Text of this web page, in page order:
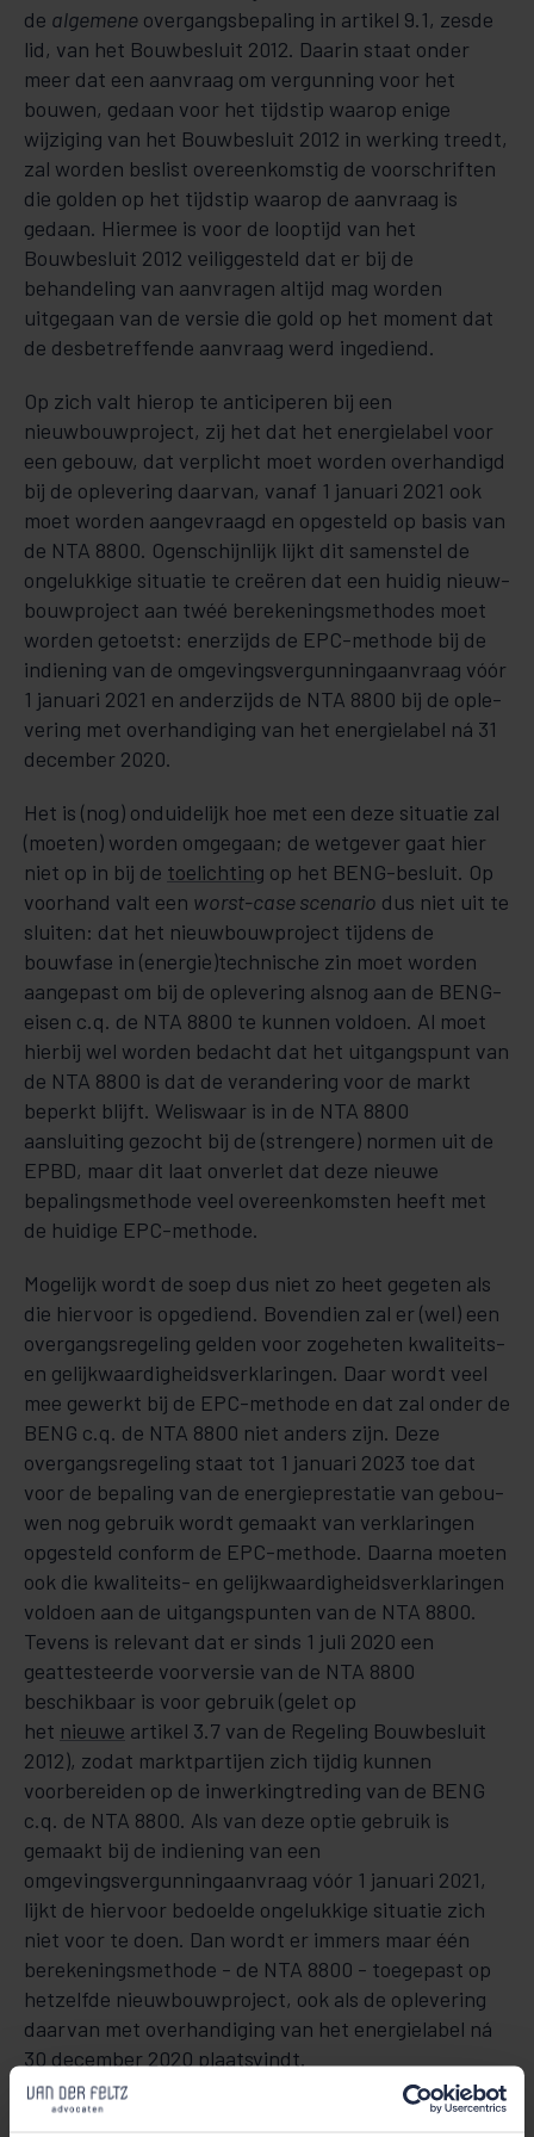
de algemene overgangsbepaling in artikel 9.1, zesde
lid, van het Bouwbesluit 2012. Daarin staat onder
meer dat een aanvraag om vergunning voor het
bouwen, gedaan voor het tijdstip waarop enige
wijziging van het Bouwbesluit 2012 in werking treedt,
zal worden beslist overeenkomstig de voorschriften
die golden op het tijdstip waarop de aanvraag is
gedaan. Hiermee is voor de looptijd van het
Bouwbesluit 2012 veiliggesteld dat er bij de
behandeling van aanvragen altijd mag worden
uitgegaan van de versie die gold op het moment dat
de desbetreffende aanvraag werd ingediend.
Op zich valt hierop te an­­ticiperen bij een
nieuwbouwproject, zij het dat het energielabel voor
een gebouw, dat ver­plicht moet worden over­handigd
bij de ople­ve­ring daarvan, vanaf 1 ja­nuari 2021 ook
moet worden aangevraagd en op­gesteld op basis van
de NTA 8800. Ogenschijnlijk lijkt dit samenstel de
ongelukkige situatie te creëren dat een huidig nieuw­
bouw­pro­­ject aan twéé bere­ke­­nings­met­hodes moet
worden getoetst: enerzijds de EPC-methode bij de
indiening van de omgevings­ver­­gun­­­­­­ning­aan­­­vraag vóór
1 januari 2021 en anderzijds de NTA 8800 bij de ople­
vering met over­han­­di­ging van het ener­gie­la­bel ná 31
december 2020.
Het is (nog) onduidelijk hoe met een deze situatie zal
(moeten) worden om­gegaan; de wetgever gaat hier
niet op in bij de toelichting op het BENG-besluit. Op
voorhand valt een worst-case scenario dus niet uit te
sluiten: dat het nieuwbouwproject tijdens de
bouwfase in (energie)techni­sche zin moet worden
aan­gepast om bij de oplevering alsnog aan de BENG-
eisen c.q. de NTA 8800 te kunnen vol­doen. Al moet
hierbij wel worden bedacht dat het uitgangspunt van
de NTA 8800 is dat de verandering voor de markt
beperkt blijft. Weliswaar is in de NTA 8800
aansluiting gezocht bij de (strengere) nor­men uit de
EPBD, maar dit laat onverlet dat deze nieuwe
bepalingsmethode veel overeenkomsten heeft met
de huidige EPC-methode.
Mogelijk wordt de soep dus niet zo heet gegeten als
die hiervoor is opgediend. Bovendien zal er (wel) een
overgangsregeling gelden voor zogeheten kwaliteits-
en gelijkwaardigheidsverk­la­rin­gen. Daar wordt veel
mee gewerkt bij de EPC-methode en dat zal onder de
BENG c.q. de NTA 8800 niet anders zijn. Deze
overgangsregeling staat tot 1 januari 2023 toe dat
voor de bepaling van de energie­pres­tatie van gebou­
wen nog gebruik wordt gemaakt van verklaringen
opgesteld conform de EPC-methode. Daar­na moeten
ook die kwaliteits- en gelijkwaardigheidsverk­la­rin­gen
voldoen aan de uit­gangs­­punten van de NTA 8800.
Tevens is relevant dat er sinds 1 juli 2020 een
geattesteerde voorversie van de NTA 8800
beschikbaar is voor gebruik (gelet op
het nieuwe artikel 3.7 van de Regeling Bouwbesluit
2012), zo­dat marktpartijen zich tijdig kunnen
voorbereiden op de inwerkingtreding van de BENG
c.q. de NTA 8800. Als van de­ze optie gebruik is
gemaakt bij de indiening van een
omgevingsvergunningaanvraag vóór 1 januari 2021,
lijkt de hiervoor bedoelde ongelukkige situatie zich
niet voor te doen. Dan wordt er im­mers maar één
berekeningsmethode - de NTA 8800 - toegepast op
hetzelfde nieuwbouwproject, ook als de opleve­ring
daarvan met overhandiging van het energielabel ná
30 december 2020 plaatsvindt.
Uitzonderingen